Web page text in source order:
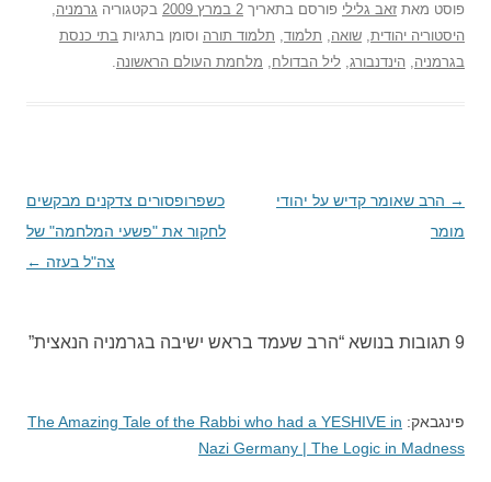
פוסט מאת זאב גלילי פורסם בתאריך 2 במרץ 2009 בקטגוריה גרמניה
היסטוריה יהודית שואה תלמוד תלמוד תורה וסומן בתגיות בתי כנסת
בגרמניה הינדנבורג ליל הבדולח מלחמת העולם הראשונה
ניווט
בפוסטים
→ הרב שאומר קדיש על יהודי
מומר
כשפרופסורים צדקנים מבקשים
לחקור את "פשעי המלחמה" של
צה"ל בעזה ←
9 תגובות בנושא “ הרב שעמד בראש ישיבה בגרמניה הנאצית”
פינגבאק: The Amazing Tale of the Rabbi who had a YESHIVE in
Nazi Germany | The Logic in Madness